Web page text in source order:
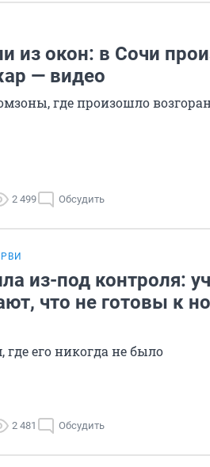
из окон: в Сочи
— видео
где произошло
2 499 Обсудить
из-под контроля:
что не готовы к
где его никогда не было
2 481 Обсудить